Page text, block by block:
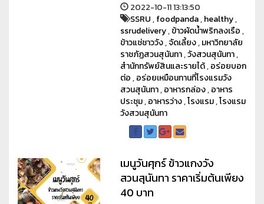
2022-10-11 13:13:50
SSRU,foodpanda,healthy,
ssrudelivery,ข้าวผัดน้ำพริกลงเรือ,
ข้าวแช่ชาววัง,จัดเลี้ยง,มหาวิทยาลัย
ราชภัฏสวนสุนันทา,วังสวนสุนันทา,
สำนักทรัพย์สินและรายได้,อร่อยบอก
ต่อ,อร่อยเหมือนทานที่โรงแรมวัง
สวนสุนันทา,อาหารกล่อง,อาหาร
ประชุม,อาหารว่าง,โรงแรม,โรงแรม
วังสวนสุนันทา
เมนูวันศุกร์ ข้าวแกงวัง
สวนสุนันทา ราคาเริ่มต้นเพียง
40 บาท